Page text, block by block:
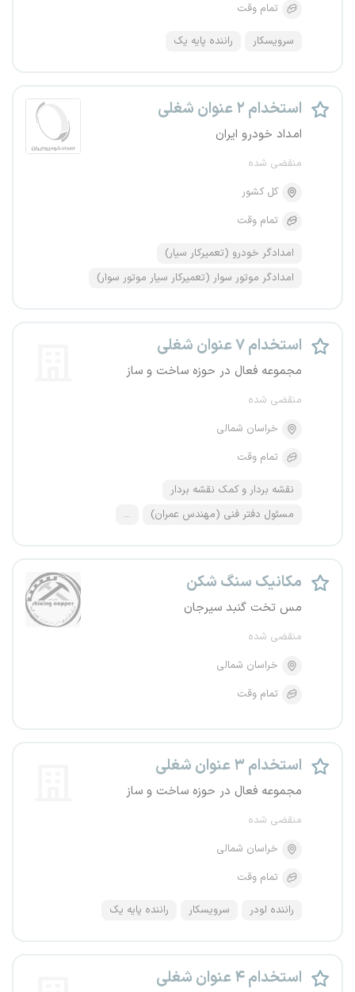
تمام وقت
سرویسکار راننده پایه یک
استخدام ۲ عنوان شغلی
امداد خودرو ایران
منقضی شده
کل کشور
تمام وقت
امدادگر خودرو (تعمیرکار سیار)
امدادگر موتور سوار (تعمیرکار سیار موتور سوار)
استخدام ۷ عنوان شغلی
مجموعه فعال در حوزه ساخت و ساز
منقضی شده
خراسان شمالی
تمام وقت
نقشه بردار و کمک نقشه بردار
مسئول دفتر فنی (مهندس عمران)
...
مکانیک سنگ شکن
مس تخت گنبد سیرجان
منقضی شده
خراسان شمالی
تمام وقت
استخدام ۳ عنوان شغلی
مجموعه فعال در حوزه ساخت و ساز
منقضی شده
خراسان شمالی
تمام وقت
راننده لودر سرویسکار راننده پایه یک
استخدام ۴ عنوان شغلی